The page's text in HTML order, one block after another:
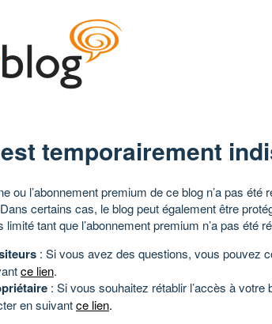
temporairement
ou l’abonnement premium de ce blog n’a pas été
certains cas, le blog peut également être
tant que l’abonnement premium n’a pas été
: Si vous avez des questions, vous pouvez
ce lien.
: Si vous souhaitez rétablir l’accès à
en suivantce lien.